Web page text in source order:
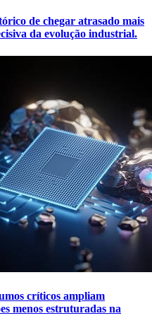
de chegar atrasado mais
da evolução industrial.
críticos ampliam
menos estruturadas na